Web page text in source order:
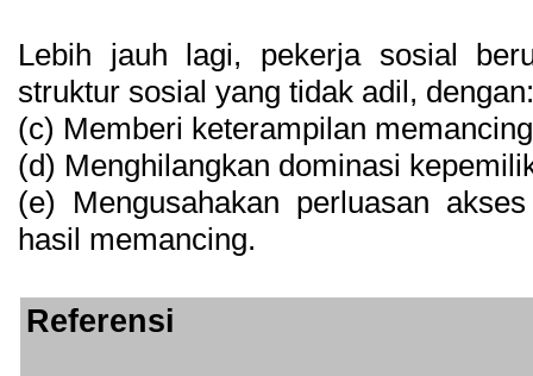
Lebih jauh lagi, pekerja sosial
struktur sosial yang tidak adil,
(c) Memberi keterampilan
(d) Menghilangkan dominasi
(e) Mengusahakan perluasan
hasil memancing.
Referensi